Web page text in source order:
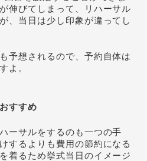
伸びてしまって、リハーサル
、当日は少し印象が違ってし
予想されるので、予約自体は
よ。
すすめ
ーサルをするのも一つの手
するよりも費用の節約になる
着るため挙式当日のイメージ